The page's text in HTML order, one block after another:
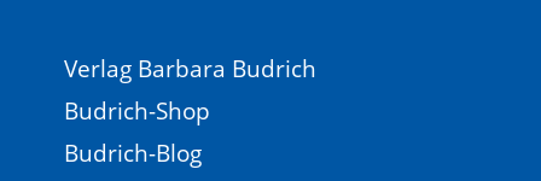
Verlag Barbara Budrich
Budrich-Shop
Budrich-Blog